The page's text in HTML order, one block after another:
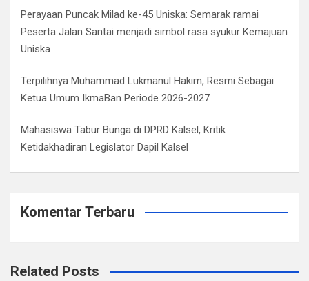
Perayaan Puncak Milad ke-45 Uniska: Semarak ramai
Peserta Jalan Santai menjadi simbol rasa syukur Kemajuan
Uniska
Terpilihnya Muhammad Lukmanul Hakim, Resmi Sebagai
Ketua Umum IkmaBan Periode 2026-2027
Mahasiswa Tabur Bunga di DPRD Kalsel, Kritik
Ketidakhadiran Legislator Dapil Kalsel
Komentar Terbaru
Related Posts